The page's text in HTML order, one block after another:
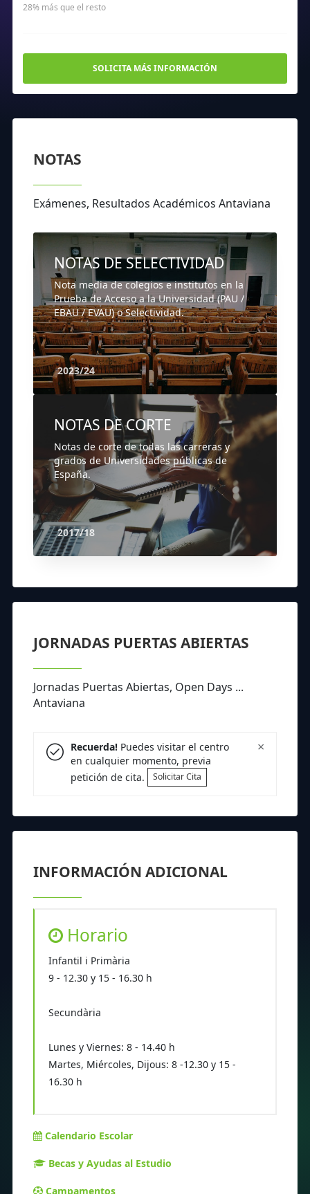
28% más que el resto
SOLICITA MÁS INFORMACIÓN
NOTAS
Exámenes, Resultados Académicos Antaviana
NOTAS DE SELECTIVIDAD
Nota media de colegios e institutos en la
Prueba de Acceso a la Universidad (PAU /
EBAU / EVAU) o Selectividad.
2023/24
NOTAS DE CORTE
Notas de corte de todas las carreras y
grados de Universidades públicas de
España.
2017/18
JORNADAS PUERTAS ABIERTAS
Jornadas Puertas Abiertas, Open Days ...
Antaviana
×
Recuerda!Puedes visitar el centro
en cualquier momento, previa
petición de cita.
Solicitar Cita
INFORMACIÓN ADICIONAL
Horario
Infantil i Primària
9 - 12.30 y 15 - 16.30 h
Secundària
Lunes y Viernes: 8 - 14.40 h
Martes, Miércoles, Dijous: 8 -12.30 y 15 -
16.30 h
Calendario Escolar
Becas y Ayudas al Estudio
Campamentos